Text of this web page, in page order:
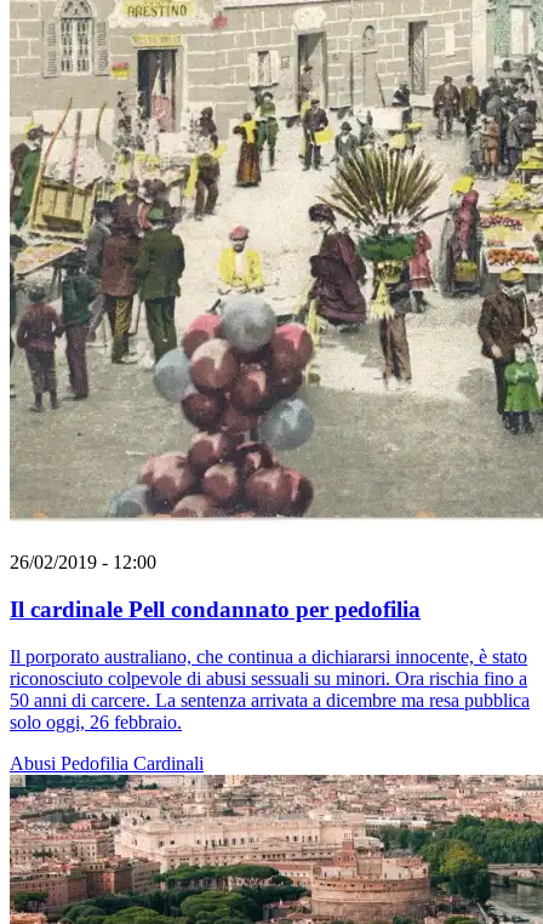
26/02/2019 - 12:00
Il cardinale Pell condannato per pedofilia
Il porporato australiano, che continua a dichiararsi innocente, è stato
riconosciuto colpevole di abusi sessuali su minori. Ora rischia fino a
50 anni di carcere. La sentenza arrivata a dicembre ma resa pubblica
solo oggi, 26 febbraio.
Abusi Pedofilia Cardinali